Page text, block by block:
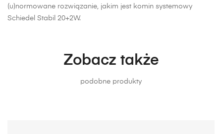
(u)normowane rozwiązanie, jakim jest komin systemowy
Schiedel Stabil 20+2W.
Zobacz także
podobne produkty